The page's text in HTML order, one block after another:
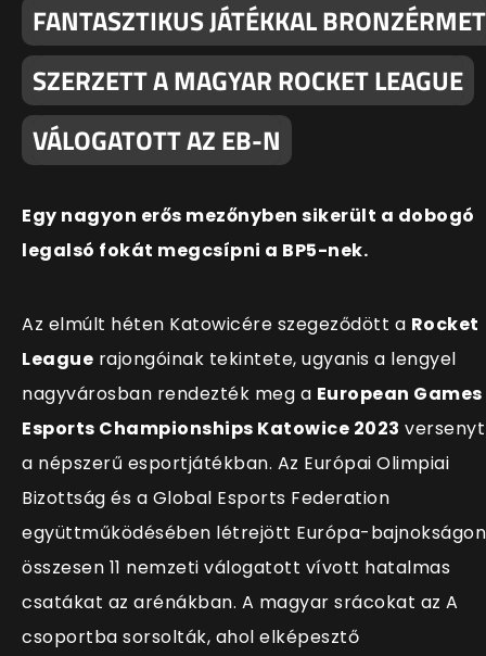
FANTASZTIKUS JÁTÉKKAL BRONZÉRMET
SZERZETT A MAGYAR ROCKET LEAGUE
VÁLOGATOTT AZ EB-N
Egy nagyon erős mezőnyben sikerült a dobogó
legalsó fokát megcsípni a BP5-nek.
Az elmúlt héten Katowicére szegeződött a Rocket
League rajongóinak tekintete, ugyanis a lengyel
nagyvárosban rendezték meg a European Games
Esports Championships Katowice 2023 versenyt
a népszerű esportjátékban. Az Európai Olimpiai
Bizottság és a Global Esports Federation
együttműködésében létrejött Európa-bajnokságon
összesen 11 nemzeti válogatott vívott hatalmas
csatákat az arénákban. A magyar srácokat az A
csoportba sorsolták, ahol elképesztő